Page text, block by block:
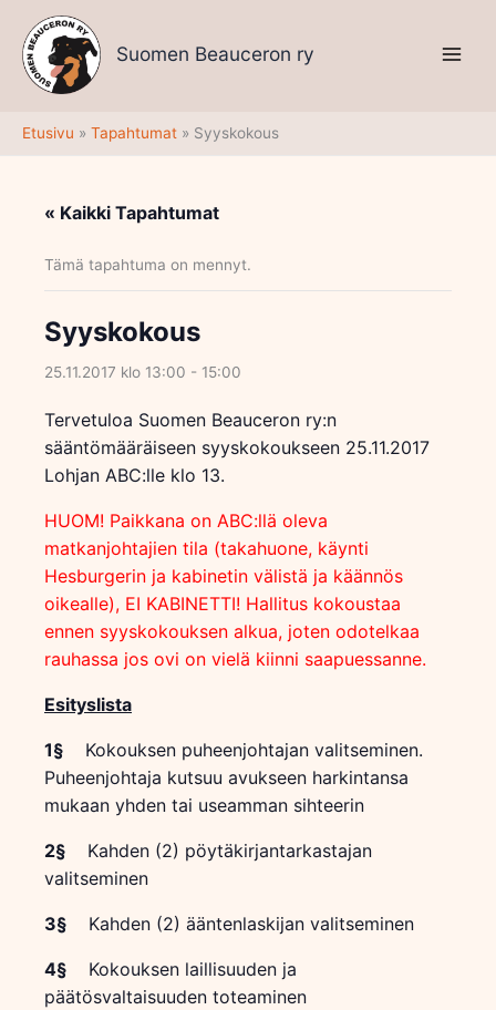
sisältöön
Suomen Beauceron ry
Etusivu Tapahtumat Syyskokous
« Kaikki Tapahtumat
Tämä tapahtuma on mennyt.
Syyskokous
25.11.2017 klo 13:00 - 15:00
Tervetuloa Suomen Beauceron ry:n
sääntömääräiseen syyskokoukseen 25.11.2017
Lohjan ABC:lle klo 13.
HUOM! Paikkana on ABC:llä oleva
matkanjohtajien tila (takahuone, käynti
Hesburgerin ja kabinetin välistä ja käännös
oikealle), EI KABINETTI! Hallitus kokoustaa
ennen syyskokouksen alkua, joten odotelkaa
rauhassa jos ovi on vielä kiinni saapuessanne.
Esityslista
1§ Kokouksen puheenjohtajan valitseminen.
Puheenjohtaja kutsuu avukseen harkintansa
mukaan yhden tai useamman sihteerin
2§ Kahden (2) pöytäkirjantarkastajan
valitseminen
3§ Kahden (2) ääntenlaskijan valitseminen
4§ Kokouksen laillisuuden ja
päätösvaltaisuuden toteaminen